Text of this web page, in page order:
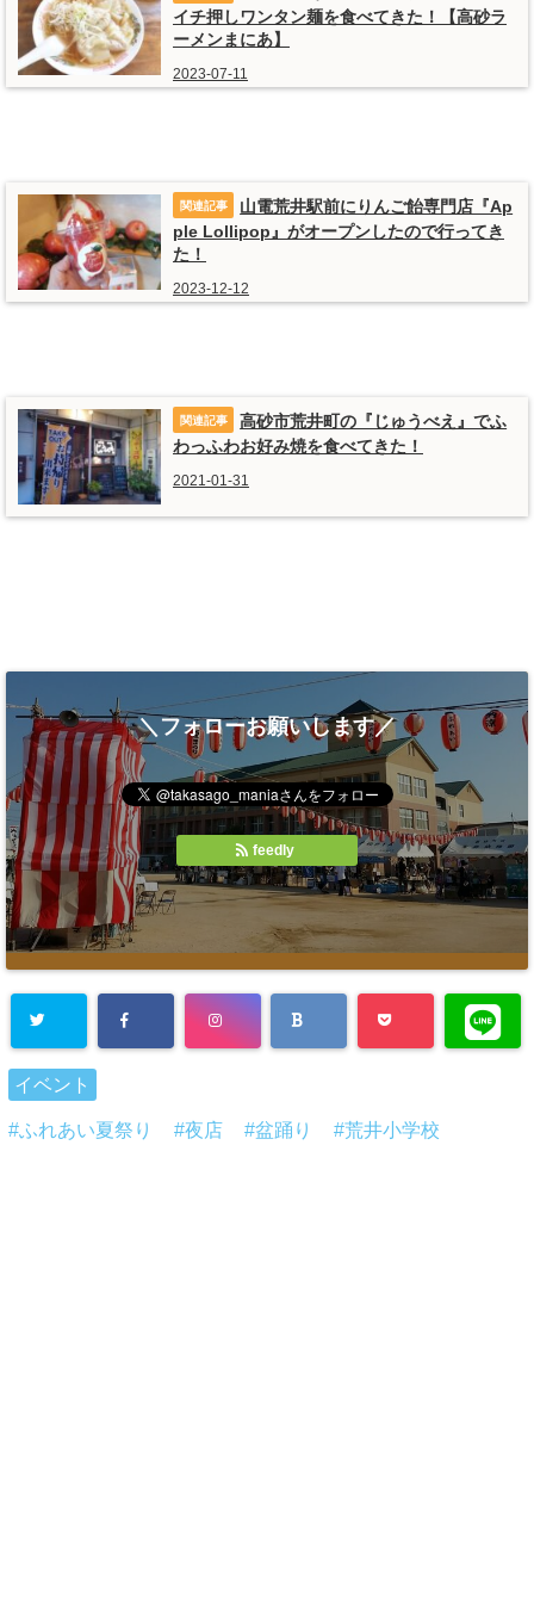
イチ押しワンタン麺を食べてきた！【高砂ラ
ーメンまにあ】
2023-07-11
山電荒井駅前にりんご飴専門店『Ap
ple Lollipop』がオープンしたので行ってき
た！
2023-12-12
高砂市荒井町の『じゅうべえ』でふ
わっふわお好み焼を食べてきた！
2021-01-31
＼フォローお願いします／
feedly
イベント
ふれあい夏祭り 夜店 盆踊り 荒井小学校